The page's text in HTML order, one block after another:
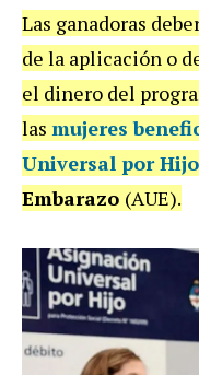
Las ganadoras
de la aplicación o
el dinero del
las mujeres
Universal por Hijo
Embarazo (AUE).